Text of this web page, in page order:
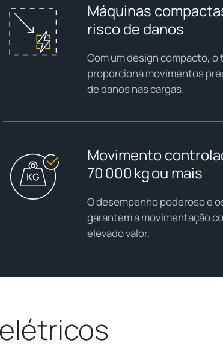
Máquinas
risco de danos
Com um design compacto,
proporciona movimentos
de danos nas cargas.
Movimento
70 000 kg ou mais
O desempenho poderoso e
garantem a movimentação
elevado valor.